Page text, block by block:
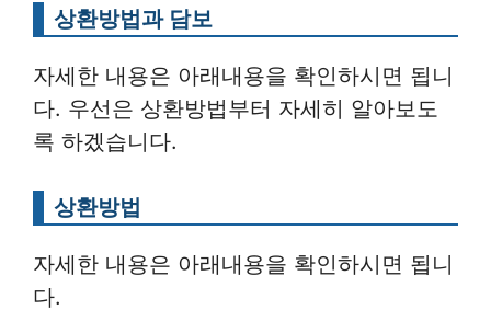
상환방법과 담보
자세한 내용은 아래내용을 확인하시면 됩니
다. 우선은 상환방법부터 자세히 알아보도
록 하겠습니다.
상환방법
자세한 내용은 아래내용을 확인하시면 됩니
다.